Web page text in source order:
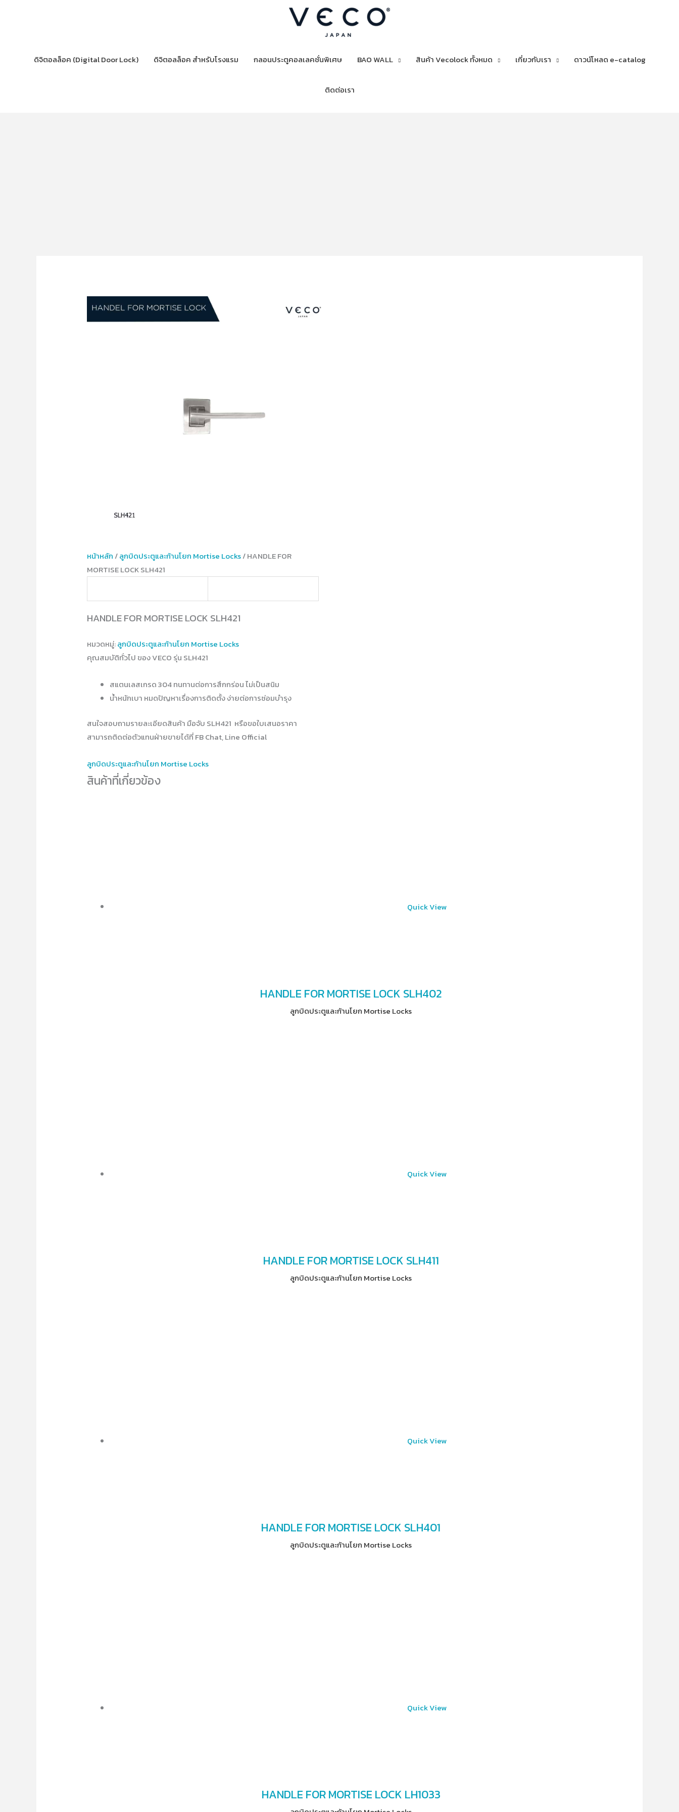
ดิจิตอลล็อค (Digital Door Lock) ดิจิตอลล็อค สำหรับโรงแรม กลอนประตูคอลเลคชั่นพิเศษ BAO WALL สินค้า Vecolock ทั้งหมด เกี่ยวกับเรา ดาวน์โหลด e-catalog
ติดต่อเรา
หน้าหลัก /ลูกบิดประตูและก้านโยก Mortise Locks/ HANDLE FOR
MORTISE LOCK SLH421
HANDLE FOR MORTISE LOCK SLH421
หมวดหมู่:ลูกบิดประตูและก้านโยก Mortise Locks
คุณสมบัติทั่วไป ของ VECO รุ่น SLH421
สแตนเลสเกรด 304 ทนทานต่อการสึกกร่อน ไม่เป็นสนิม
น้ำหนักเบา หมดปัญหาเรื่องการติดตั้ง ง่ายต่อการซ่อมบำรุง
สนใจสอบถามรายละเอียดสินค้า มือจับ SLH421 หรือขอใบเสนอราคา
สามารถติดต่อตัวแทนฝ่ายขายได้ที่ FB Chat, Line Official
ลูกบิดประตูและก้านโยก Mortise Locks
สินค้าที่เกี่ยวข้อง
Quick View
HANDLE FOR MORTISE LOCK SLH402
ลูกบิดประตูและก้านโยก Mortise Locks
Quick View
HANDLE FOR MORTISE LOCK SLH411
ลูกบิดประตูและก้านโยก Mortise Locks
Quick View
HANDLE FOR MORTISE LOCK SLH401
ลูกบิดประตูและก้านโยก Mortise Locks
Quick View
HANDLE FOR MORTISE LOCK LH1033